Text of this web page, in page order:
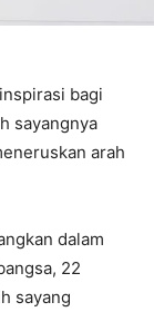
bagi
sayangnya
arah
dalam
22
sayang